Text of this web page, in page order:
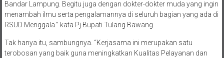
Bandar Lampung. Begitu juga dengan dokter-dokter muda yang ingin
menambah ilmu serta pengalamannya di seluruh bagian yang ada di
RSUD Menggala.” kata Pj Bupati Tulang Bawang.
Tak hanya itu, sambungnya. “Kerjasama ini merupakan satu
terobosan yang baik guna meningkatkan Kualitas Pelayanan dan